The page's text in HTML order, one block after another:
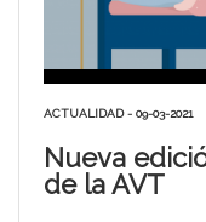
ACTUALIDAD - 09-03-2021
Nueva
de la AVT